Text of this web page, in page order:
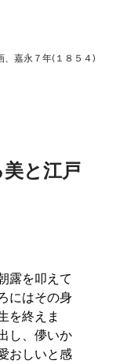
、嘉永７年(１８５４)
と江戸
露を叩えて
にはその身
を終えま
し、儚いか
おしいと感